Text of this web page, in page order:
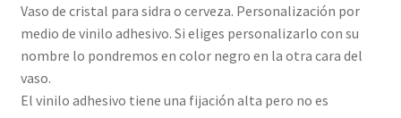
Vaso de cristal para sidra o cerveza. Personalización por
medio de vinilo adhesivo. Si eliges personalizarlo con su
nombre lo pondremos en color negro en la otra cara del
vaso.
El vinilo adhesivo tiene una fijación alta pero no es